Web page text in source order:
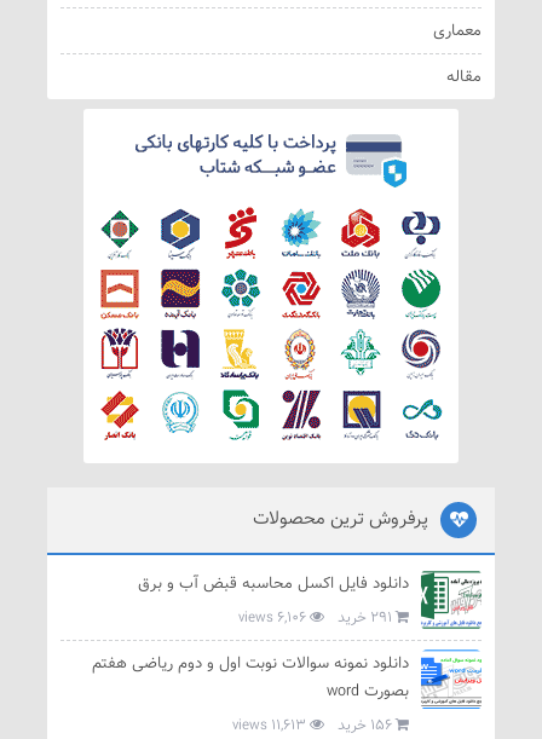
معماری
مقاله
پرفروش ترین محصولات
دانلود فایل اکسل محاسبه قبض آب و برق
291 خرید 6,106 views
دانلود نمونه سوالات نوبت اول و دوم ریاضی هفتم
بصورت word
156 خرید